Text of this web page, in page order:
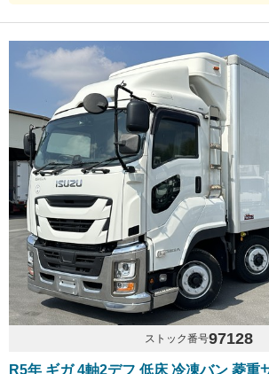
ストック番号97128
R5年 ギガ 4軸2デフ 低床 冷凍バン 菱重